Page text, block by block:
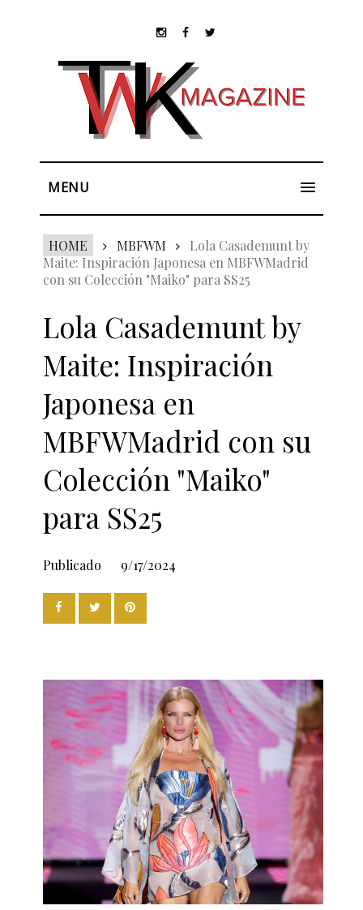
MENU
HOME MBFWM
Lola Casademunt by
Maite: Inspiración Japonesa en MBFWMadrid
con su Colección "Maiko" para SS25
Lola Casademunt by
Maite: Inspiración
Japonesa en
MBFWMadrid con su
Colección "Maiko"
para SS25
Publicado 9/17/2024